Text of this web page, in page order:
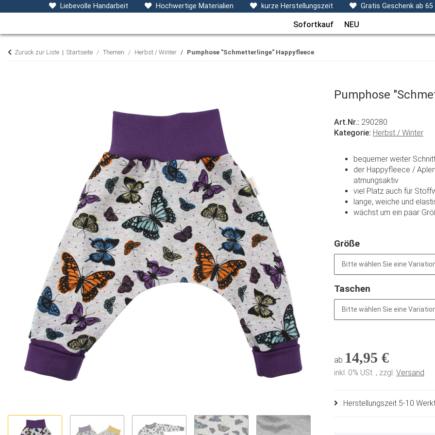
Liebevolle Handarbeit Hochwertige Materialien kurze Herstellungszeit Gratis Geschenk ab 65
Baby- & Kinderkleidung Accessoires Decken, Kissen & Co Themen Sets
Sofortkauf NEU
Zurück zur Liste Startseite Themen Herbst / Winter Pumphose "Schmetterlinge" Happyfleece
Pumphose
Art.Nr.: 290280
Kategorie: Herbst / Winter
bequemer weiter
der Happyfleece /
atmungsaktiv
viel Platz auch für
lange, weiche und
wächst um ein paar
Größe
Bitte wählen Sie eine
Taschen
Bitte wählen Sie eine
ab 14,95 €
inkl. 0% USt. , zzgl. Versand
: Herstellungszeit 5-10